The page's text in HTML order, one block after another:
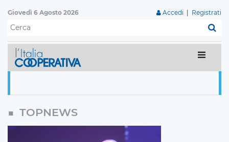
Giovedì 6 Agosto 2026 Accedi Registrati
TOPNEWS